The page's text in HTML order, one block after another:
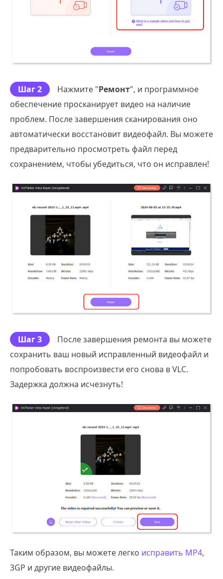
Шаг 2 Нажмите "Ремонт", и программное
обеспечение просканирует видео на наличие
проблем. После завершения сканирования оно
автоматически восстановит видеофайл. Вы можете
предварительно просмотреть файл перед
сохранением, чтобы убедиться, что он исправлен!
Шаг 3
После завершения ремонта вы можете
сохранить ваш новый исправленный видеофайл и
попробовать воспроизвести его снова в VLC.
Задержка должна исчезнуть!
Таким образом, вы можете легко исправить MP4,
3GP и другие видеофайлы.